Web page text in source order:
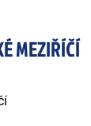
MEZIŘÍČÍ